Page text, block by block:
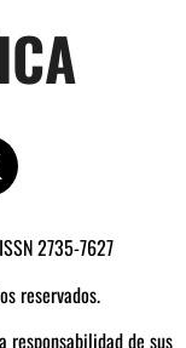
2735-7627
reservados.
responsabilidad de sus